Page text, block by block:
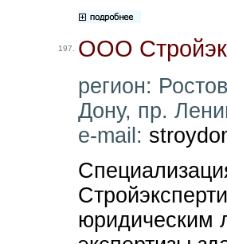
197. ООО
регион:
Дону, пр.
e-mail:
юридическим